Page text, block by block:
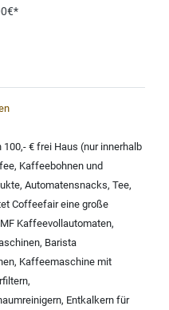
€ frei Haus (nur innerhalb
, Kaffeebohnen und
, Automatensnacks, Tee,
Coffeefair eine große
Kaffeevollautomaten,
, Barista
, Kaffeemaschine mit
,
, Entkalkern für